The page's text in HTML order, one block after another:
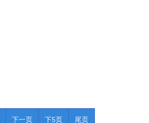
下一页 下5页 尾页